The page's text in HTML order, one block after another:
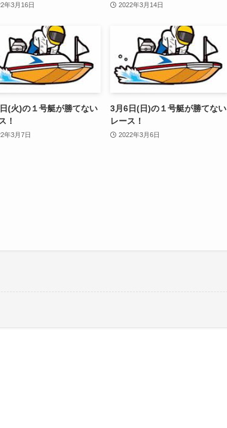
年3月16日 2022年3月14日
(火)の１号艇が勝てない
！
年3月7日
3月6日(日)の１号艇が勝てない
レース！
2022年3月6日